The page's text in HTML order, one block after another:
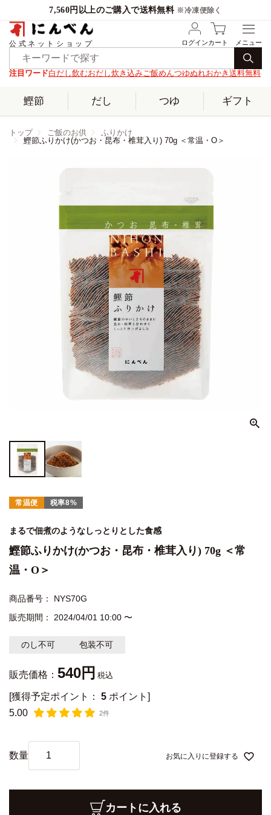
7,560円以上のご購入で送料無料 ※冷凍便除く
公式ネットショップ ログインカート
注目ワード白だし飲むおだし炊き込みご飯めんつゆぬれおかき 送料無料
鰹節 だし つゆ ギフト
トップ ご飯のお供
ふりかけ
鰹節ふりかけ(かつお・昆布・椎茸入り) 70g ＜常温・O＞
常温便 税率8%
まるで佃煮のようなしっとりとした食感
鰹節ふりかけ(かつお・昆布・椎茸入り) 70g ＜常
温・O＞
商品番号
NYS70G
販売期間
2024/04/01 10:00 〜
のし不可 包装不可
販売価格： 540 税込
[獲得予定ポイント： 5 ポイント]
5.00
2件
お気に入りに登録する
カートに入れる